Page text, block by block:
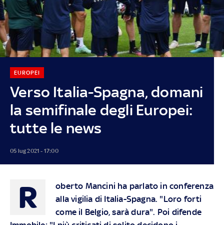
Verso Italia-Spagna, domani
la semifinale degli Europei:
tutte le news
EUROPEI
05 lug 2021 - 17:00
R
oberto Mancini ha parlato in conferenza
alla vigilia di Italia-Spagna. "Loro forti
come il Belgio, sarà dura". Poi difende